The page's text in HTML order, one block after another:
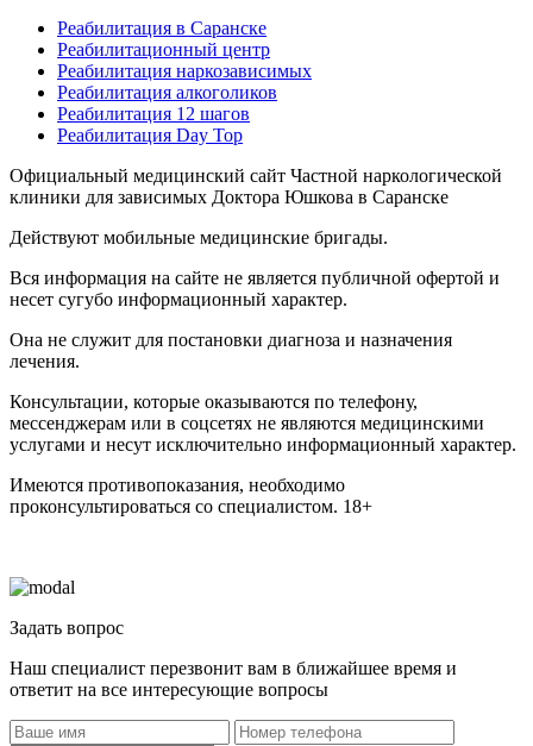
Реабилитация в Саранске
Реабилитационный центр
Реабилитация наркозависимых
Реабилитация алкоголиков
Реабилитация 12 шагов
Реабилитация Day Top
Официальный медицинский сайт Частной наркологической
клиники для зависимых Доктора Юшкова в Саранске
Действуют мобильные медицинские бригады.
Вся информация на сайте не является публичной офертой и
несет сугубо информационный характер.
Она не служит для постановки диагноза и назначения
лечения.
Консультации, которые оказываются по телефону,
мессенджерам или в соцсетях не являются медицинскими
услугами и несут исключительно информационный характер.
Имеются противопоказания, необходимо
проконсультироваться со специалистом. 18+
Задать вопрос
Наш специалист перезвонит вам в ближайшее время и
ответит на все интересующие вопросы